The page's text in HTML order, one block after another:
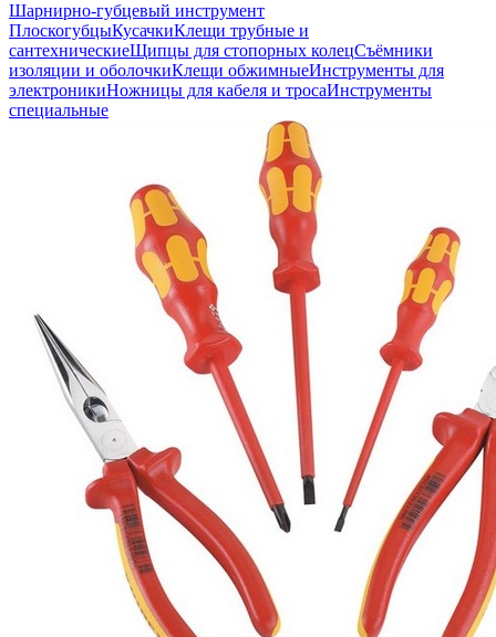
Шарнирно-губцевый инструмент
ПлоскогубцыКусачкиКлещи трубные и
сантехническиеЩипцы для стопорных колецСъёмники
изоляции и оболочкиКлещи обжимныеИнструменты для
электроникиНожницы для кабеля и тросаИнструменты
специальные